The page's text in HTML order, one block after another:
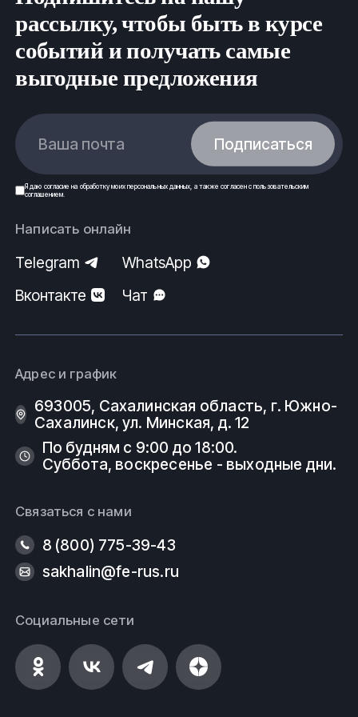
рассылку, чтобы быть в курсе
событий и получать самые
выгодные предложения
Ваша почта Подписаться
Я даю согласие на обработку моих персональных данных , а также согласен спользовательским
соглашением.
Написать онлайн
Telegram
WhatsApp
Вконтакте
Чат
Адрес и график
693005, Сахалинская область, г. Южно-
Сахалинск, ул. Минская, д. 12
По будням с 9:00 до 18:00.
Суббота, воскресенье - выходные дни.
Связаться с нами
8 (800) 775-39-43
sakhalin@fe-rus.ru
Социальные сети